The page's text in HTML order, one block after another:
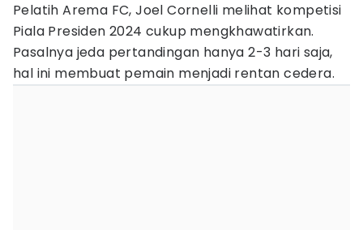
Pelatih Arema FC, Joel Cornelli melihat kompetisi
Piala Presiden 2024 cukup mengkhawatirkan.
Pasalnya jeda pertandingan hanya 2-3 hari saja,
hal ini membuat pemain menjadi rentan cedera.